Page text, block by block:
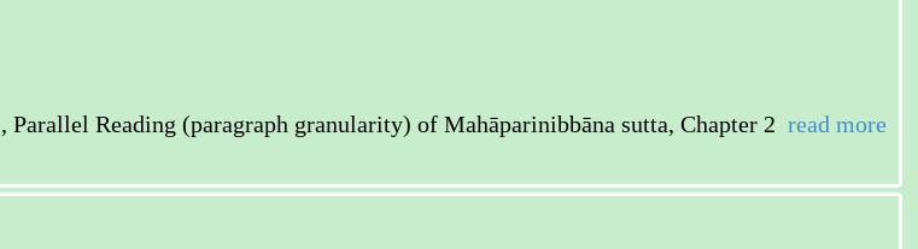
Reading (paragraph granularity) of Mahāparinibbāna sutta, Chapter 2 read more